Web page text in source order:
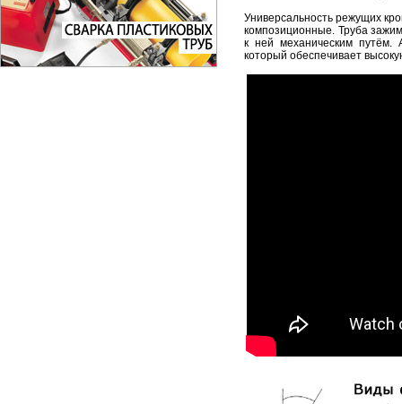
Универсальность режущих
композиционные. Труба
к ней механическим
который обеспечивает